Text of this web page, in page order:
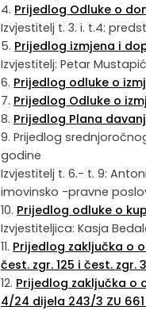
4. Prijedlog Odluke o
Izvjestitelj t. 3. i. t.4:
5. Prijedlog izmjena i
Izvjestitelj: Petar
6. Prijedlog odluke o
7. Prijedlog Odluke o
8. Prijedlog Plana
9. Prijedlog
godine
Izvjestitelj t. 6.- t. 9:
imovinsko -pravne
10. Prijedlog odluke o
Izvjestiteljica: Kasja
11. Prijedlog zaključka o
čest. zgr. 125 i čest. zgr.
12. Prijedlog zaključka o
4/24 dijela 243/3 ZU 661